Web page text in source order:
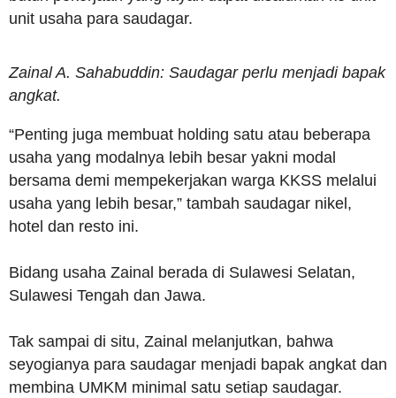
unit usaha para saudagar.
Zainal A. Sahabuddin: Saudagar perlu menjadi bapak
angkat.
“Penting juga membuat holding satu atau beberapa
usaha yang modalnya lebih besar yakni modal
bersama demi mempekerjakan warga KKSS melalui
usaha yang lebih besar,” tambah saudagar nikel,
hotel dan resto ini.
Bidang usaha Zainal berada di Sulawesi Selatan,
Sulawesi Tengah dan Jawa.
Tak sampai di situ, Zainal melanjutkan, bahwa
seyogianya para saudagar menjadi bapak angkat dan
membina UMKM minimal satu setiap saudagar.